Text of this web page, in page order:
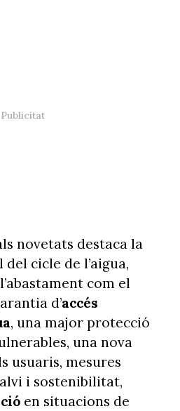
novetats destaca la
cicle de l’aigua,
com el
d’accés
, una major protecció
una nova
usuaris, mesures
i sostenibilitat,
en situacions de